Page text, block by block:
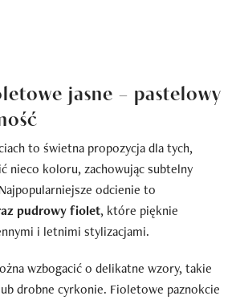
jasne – pastelowy
to świetna propozycja dla tych,
nieco koloru, zachowując subtelny
odcienie to
pudrowy fiolet, które pięknie
i letnimi stylizacjami.
wzbogacić o delikatne wzory, takie
drobne cyrkonie. Fioletowe paznokcie